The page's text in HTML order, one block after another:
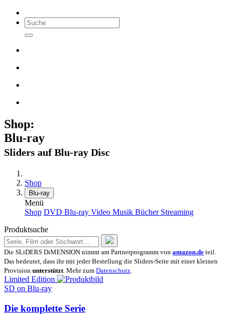
Shop:
Blu-ray
Sliders auf Blu-ray Disc
Shop
Blu-ray
Menü
Shop DVD Blu-ray Video Musik Bücher Streaming
Produktsuche
Die SLiDERS DiMENSION nimmt am Partnerprogramm von amazon.de teil.
Das bedeutet, dass ihr mit jeder Bestellung die Sliders-Seite mit einer kleinen
Provision unterstützt . Mehr zum Datenschutz
Limited Edition
SD on Blu-ray
Die komplette Serie